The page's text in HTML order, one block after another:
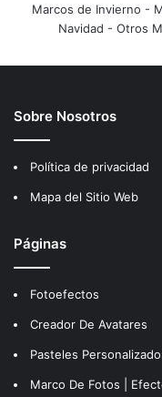
Marcos de Invierno -
Navidad - Otros
Sobre Nosotros
Política de privacidad
Mapa del Sitio Web
Páginas
Fotoefectos
Creador De Avatares
Pasteles
Marco De Fotos |